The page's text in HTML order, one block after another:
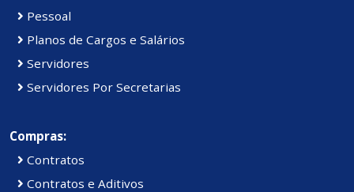
Pessoal
Planos de Cargos e Salários
Servidores
Servidores Por Secretarias
Compras:
Contratos
Contratos e Aditivos